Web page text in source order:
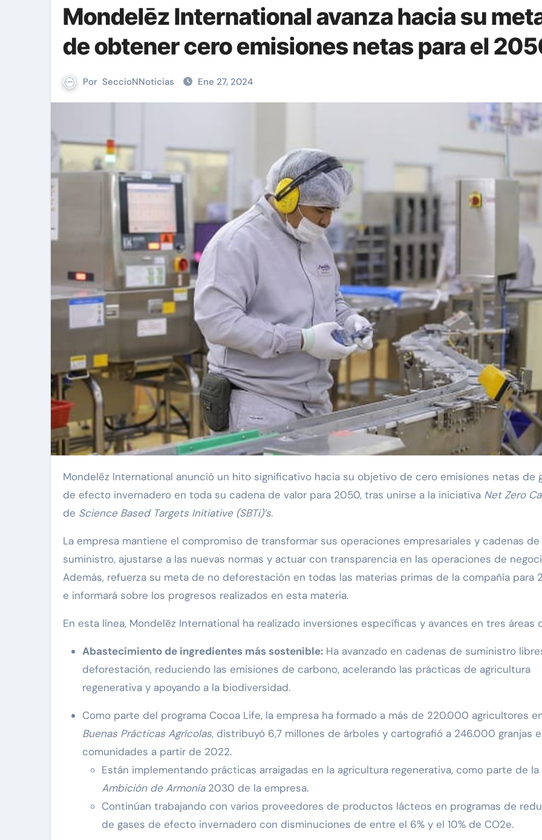
Mondelēz International avanza hacia su
de obtener cero emisiones netas para el
Por SeccioNNoticias Ene 27, 2024
Mondelēz International anunció un hito significativo hacia su objetivo de cero emisiones netas de gases
de efecto invernadero en toda su cadena de valor para 2050, tras unirse a la iniciativa Net Zero
de Science Based Targets Initiative (SBTi)’s.
La empresa mantiene el compromiso de transformar sus operaciones empresariales y cadenas de
suministro, ajustarse a las nuevas normas y actuar con transparencia en las operaciones de
Además, refuerza su meta de no deforestación en todas las materias primas de la compañía para
e informará sobre los progresos realizados en esta materia.
En esta línea, Mondelēz International ha realizado inversiones específicas y avances en tres áreas
Abastecimiento de ingredientes más sostenible: Ha avanzado en cadenas de suministro
deforestación, reduciendo las emisiones de carbono, acelerando las prácticas de agricultura
regenerativa y apoyando a la biodiversidad.
Como parte del programa Cocoa Life, la empresa ha formado a más de 220.000 agricultores
Buenas Prácticas Agrícolas, distribuyó 6,7 millones de árboles y cartografió a 246.000 granjas
comunidades a partir de 2022.
Están implementando prácticas arraigadas en la agricultura regenerativa, como parte de la
Ambición de Armonía2030 de la empresa.
Continúan trabajando con varios proveedores de productos lácteos en programas de
de gases de efecto invernadero con disminuciones de entre el 6% y el 10% de CO2e.